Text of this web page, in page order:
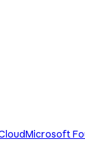
Microsoft